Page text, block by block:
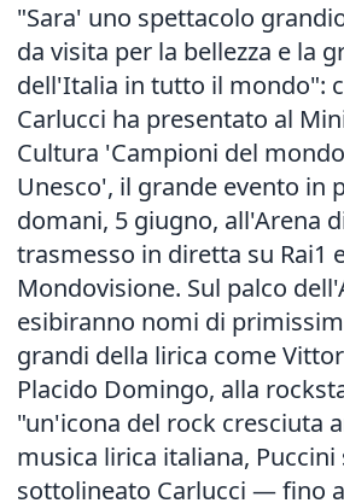
"Sara' uno spettacolo
da visita per la bellezza e la
dell'Italia in tutto il mondo":
Carlucci ha presentato al
Cultura 'Campioni del
Unesco', il grande evento in
domani, 5 giugno, all'Arena
trasmesso in diretta su Rai1
Mondovisione. Sul palco
esibiranno nomi di
grandi della lirica come
Placido Domingo, alla
"un'icona del rock cresciuta
musica lirica italiana,
sottolineato Carlucci — fino